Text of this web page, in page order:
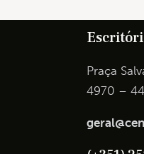
Praça
4970 –